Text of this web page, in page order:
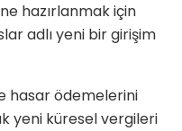
hazırlanmak için
adlı yeni bir girişim
hasar ödemelerini
yeni küresel vergileri